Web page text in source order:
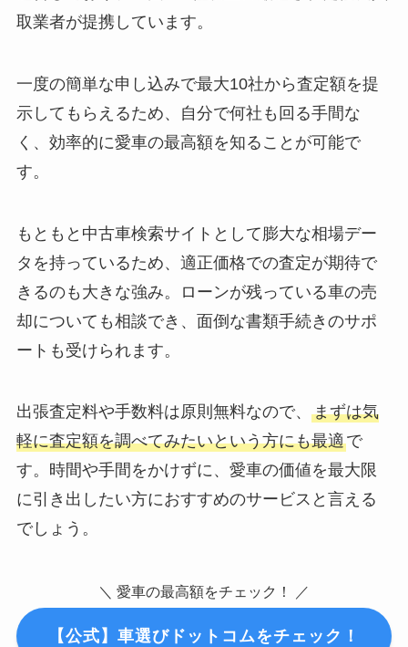
取業者が提携しています。
一度の簡単な申し込みで最大10社から査定額を提
示してもらえるため、自分で何社も回る手間な
く、効率的に愛車の最高額を知ることが可能で
す。
もともと中古車検索サイトとして膨大な相場デー
タを持っているため、適正価格での査定が期待で
きるのも大きな強み。ローンが残っている車の売
却についても相談でき、面倒な書類手続きのサポ
ートも受けられます。
出張査定料や手数料は原則無料なので、 まずは気
軽に査定額を調べてみたいという方にも最適で
す。時間や手間をかけずに、愛車の価値を最大限
に引き出したい方におすすめのサービスと言える
でしょう。
＼ 愛車の最高額をチェック！ ／
【公式】車選びドットコムをチェック！